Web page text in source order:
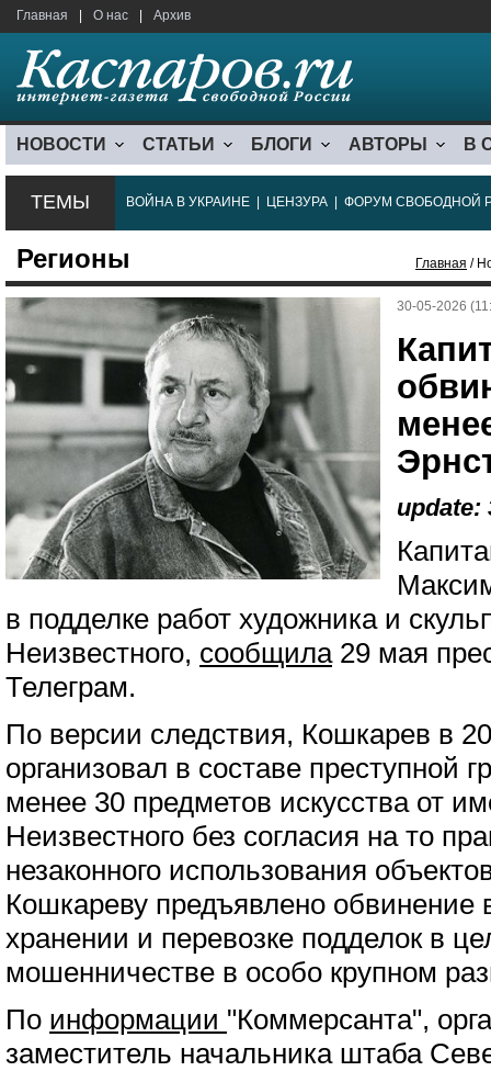
Главная О нас Архив
НОВОСТИ СТАТЬИ БЛОГИ АВТОРЫ В
ТЕМЫ ВОЙНА В УКРАИНЕ ЦЕНЗУРА ФОРУМ СВОБОДНОЙ
Регионы Главная /
30-05-2026
update:
в подделке работ художника и
Неизвестного, сообщила29 мая
Телеграм.
По версии следствия, Кошкарев в
организовал в составе преступной
менее 30 предметов искусства от
Неизвестного без согласия на то
незаконного использования
Кошкареву предъявлено обвинение
хранении и перевозке подделок в
мошенничестве в особо крупном
По информации "Коммерсанта",
заместитель начальника штаба